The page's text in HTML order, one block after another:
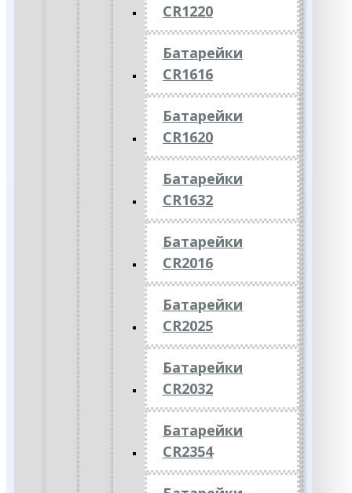
CR1220
Батарейки
CR1616
Батарейки
CR1620
Батарейки
CR1632
Батарейки
CR2016
Батарейки
CR2025
Батарейки
CR2032
Батарейки
CR2354